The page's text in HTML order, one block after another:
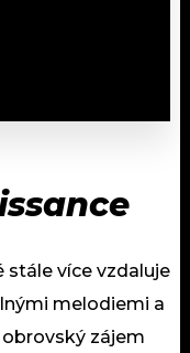
stále více vzdaluje
melodiemi a
zájem